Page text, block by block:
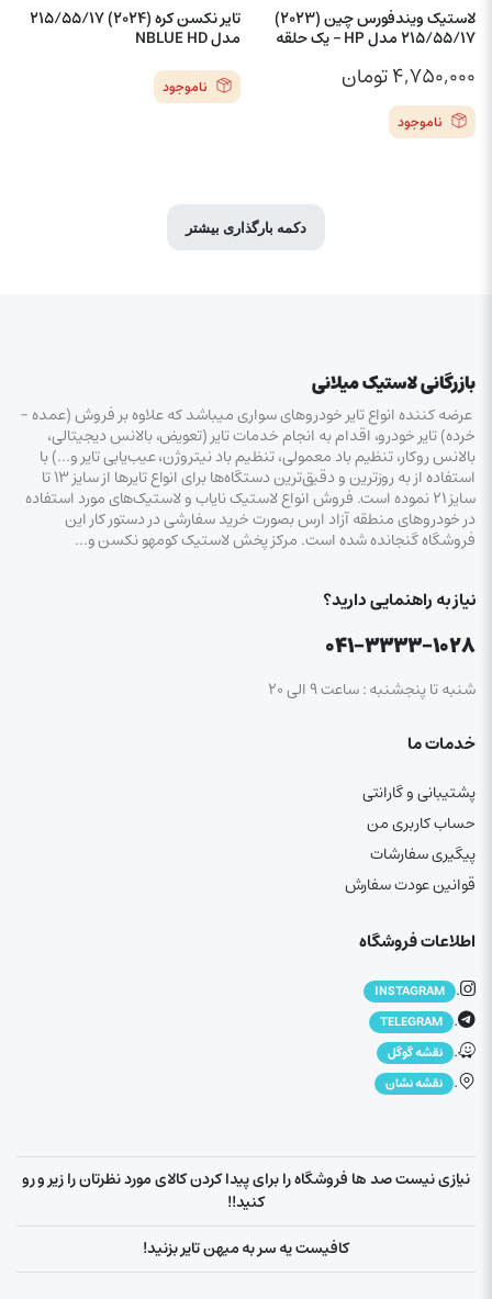
لاستیک ویندفورس چین (2023)
215/55/17 مدل HP – یک حلقه
۴,۷۵۰,۰۰۰تومان
ناموجود
تایر نکسن کره (2024) 215/55/17
مدل NBLUE HD
ناموجود
دکمه بارگذاری بیشتر
بازرگانی لاستیک میلانی
عرضه کننده انواع تایر خودروهای سواری میباشد که علاوه بر فروش (عمده –
خرده‌) تایر خودرو، اقدام به انجام خدمات تایر (تعویض، بالانس دیجیتالی،
بالانس روکار، تنظیم باد معمولی، تنظیم باد نیتروژن، عیب‌یابی تایر و…) با
استفاده از به روزترین و دقیق‌ترین دستگاه‌ها برای انواع تایرها از سایز ۱۳ تا
سایز ۲۱ نموده است. فروش انواع لاستیک‌ نایاب و لاستیک‌های مورد استفاده
در خودروهای منطقه آزاد ارس بصورت خرید سفارشی در دستور کار این
فروشگاه گنجانده شده است. مرکز پخش لاستیک کومهو نکسن و…
نیاز به راهنمایی دارید؟
۰۴۱-۳۳۳۳-۱۰۲۸
شنبه تا پنجشنبه : ساعت ۹ الی ۲۰
خدمات ما
پشتیبانی و گارانتی
حساب کاربری من
پیگیری سفارشات
قوانین عودت سفارش
اطلاعات فروشگاه
.
INSTAGRAM
.
TELEGRAM
. نقشه گوگل
. نقشه نشان
نیازی نیست صد ها فروشگاه را برای پیدا کردن کالای مورد نظرتان را زیر و رو
کنید!!
کافیست یه سر به میهن تایر بزنید!